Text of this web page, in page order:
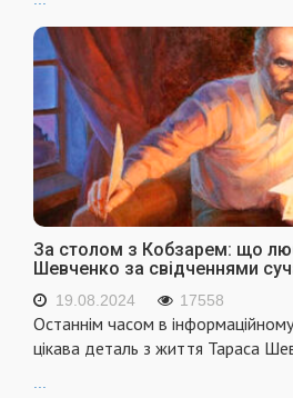
За столом з Кобзарем: що
Шевченко за свідченнями
19.08.2024 17558
Останнім часом в інформаційному
цікава деталь з життя Тараса
...